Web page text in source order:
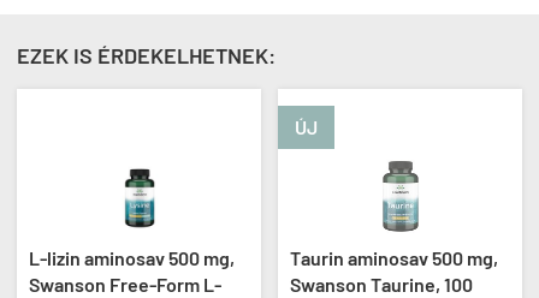
EZEK IS ÉRDEKELHETNEK:
L-lizin aminosav 500 mg,
Swanson Free-Form L-
ÚJ
Taurin aminosav 500 mg,
Swanson Taurine, 100